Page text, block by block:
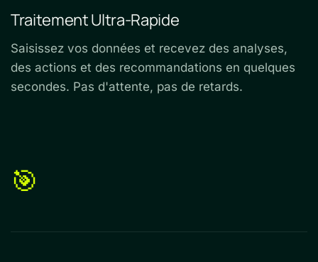
Traitement Ultra-Rapide
Saisissez vos données et recevez des analyses,
des actions et des recommandations en quelques
secondes. Pas d'attente, pas de retards.
🎯